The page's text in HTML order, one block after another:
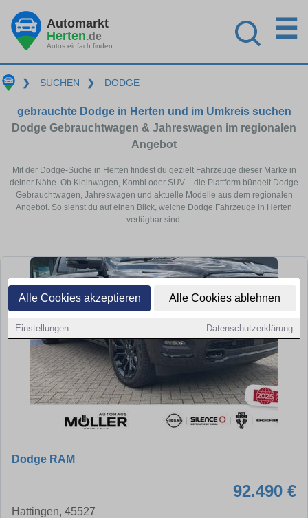
Alle Cookies akzeptieren Alle Cookies ablehnen
Einstellungen Datenschutzerklärung
Automarkt
Herten.de
Autos einfach finden
☰
❯ SUCHEN ❯ DODGE
gebrauchte Dodge in Herten und im Umkreis suchen
Dodge Gebrauchtwagen & Jahreswagen im regionalen
Angebot
Mit der Dodge-Suche in Herten findest du gezielt Fahrzeuge dieser Marke in
deiner Nähe. Ob Kleinwagen, Kombi oder SUV – die Plattform bündelt Dodge
Gebrauchtwagen, Jahreswagen und aktuelle Modelle aus dem regionalen
Angebot. So siehst du auf einen Blick, welche Dodge Fahrzeuge in Herten
verfügbar sind.
Dodge RAM
92.490 €
Hattingen, 45527